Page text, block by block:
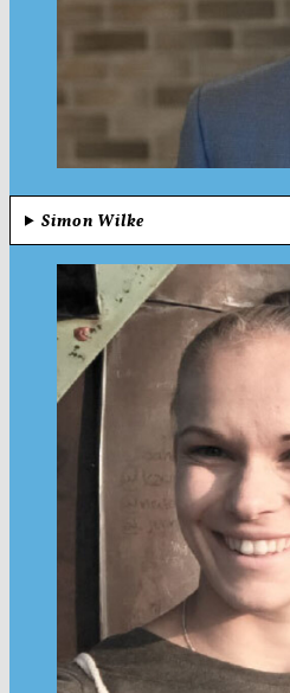
Simon Wilke